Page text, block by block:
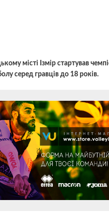
місті Ізмір стартував
серед гравців до 18 років.